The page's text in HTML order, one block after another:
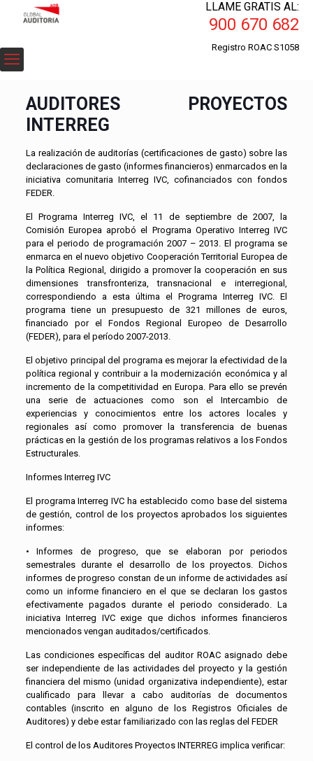
LLAME GRATIS AL:
900 670 682
Registro ROAC S1058
AUDITORES PROYECTOS
INTERREG
La realización de auditorías (certificaciones de gasto) sobre las
declaraciones de gasto (informes financieros) enmarcados en la
iniciativa comunitaria Interreg IVC, cofinanciados con fondos
FEDER.
El Programa Interreg IVC, el 11 de septiembre de 2007, la
Comisión Europea aprobó el Programa Operativo Interreg IVC
para el periodo de programación 2007 – 2013. El programa se
enmarca en el nuevo objetivo Cooperación Territorial Europea de
la Política Regional, dirigido a promover la cooperación en sus
dimensiones transfronteriza, transnacional e interregional,
correspondiendo a esta última el Programa Interreg IVC. El
programa tiene un presupuesto de 321 millones de euros,
financiado por el Fondos Regional Europeo de Desarrollo
(FEDER), para el período 2007-2013.
El objetivo principal del programa es mejorar la efectividad de la
política regional y contribuir a la modernización económica y al
incremento de la competitividad en Europa. Para ello se prevén
una serie de actuaciones como son el Intercambio de
experiencias y conocimientos entre los actores locales y
regionales así como promover la transferencia de buenas
prácticas en la gestión de los programas relativos a los Fondos
Estructurales.
Informes Interreg IVC
El programa Interreg IVC ha establecido como base del sistema
de gestión, control de los proyectos aprobados los siguientes
informes:
• Informes de progreso, que se elaboran por periodos
semestrales durante el desarrollo de los proyectos. Dichos
informes de progreso constan de un informe de actividades así
como un informe financiero en el que se declaran los gastos
efectivamente pagados durante el periodo considerado. La
iniciativa Interreg IVC exige que dichos informes financieros
mencionados vengan auditados/certificados.
Las condiciones específicas del auditor ROAC asignado debe
ser independiente de las actividades del proyecto y la gestión
financiera del mismo (unidad organizativa independiente), estar
cualificado para llevar a cabo auditorías de documentos
contables (inscrito en alguno de los Registros Oficiales de
Auditores) y debe estar familiarizado con las reglas del FEDER
El control de los Auditores Proyectos INTERREG implica verificar: